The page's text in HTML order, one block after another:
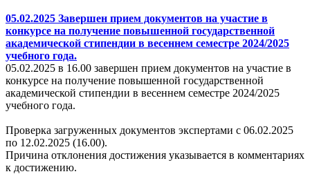
05.02.2025 Завершен прием документов на участие в
конкурсе на получение повышенной государственной
академической стипендии в весеннем семестре 2024/2025
учебного года.
05.02.2025 в 16.00 завершен прием документов на участие в
конкурсе на получение повышенной государственной
академической стипендии в весеннем семестре 2024/2025
учебного года.
Проверка загруженных документов экспертами с 06.02.2025
по 12.02.2025 (16.00).
Причина отклонения достижения указывается в комментариях
к достижению.